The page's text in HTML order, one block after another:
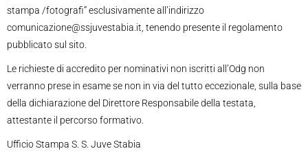
stampa /fotografi” esclusivamente all’indirizzo
comunicazione@ssjuvestabia.it, tenendo presente il regolamento
pubblicato sul sito.
Le richieste di accredito per nominativi non iscritti all’Odg non
verranno prese in esame se non in via del tutto eccezionale, sulla base
della dichiarazione del Direttore Responsabile della testata,
attestante il percorso formativo.
Ufficio Stampa S. S. Juve Stabia